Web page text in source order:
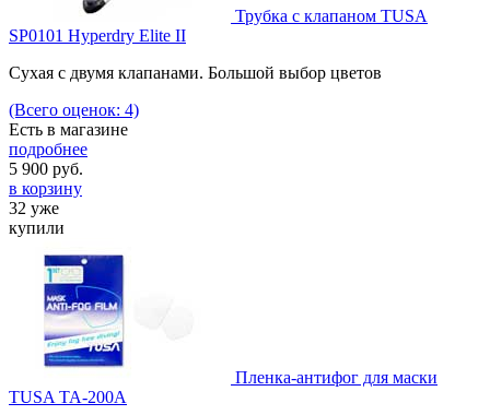
Трубка с клапаном TUSA
SP0101 Hyperdry Elite II
Сухая с двумя клапанами. Большой выбор цветов
(Всего оценок: 4)
Есть в магазине
подробнее
5 900 руб.
в корзину
32 уже
купили
Пленка-антифог для маски
TUSA TA-200A